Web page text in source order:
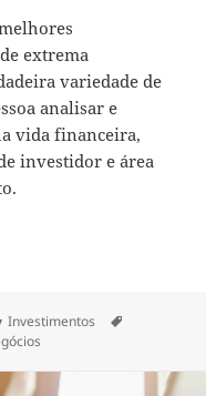
extrema
variedade de
analisar e
vida financeira,
investidor e área
para
Categorias
Investimentos